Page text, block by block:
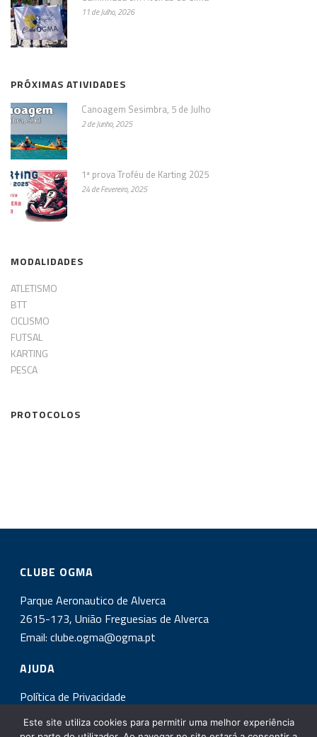
11 de Julho, 2026
PRÓXIMAS ATIVIDADES
Canoagem Sesimbra, 5 de Julho
2 de Junho, 2025
1ª prova Troféu de Karting 2025
24 de Fevereiro, 2025
MODALIDADES
ATLETISMO
BTT
CICLISMO
FUTSAL
KARTING
PESCA
PROTOCOLOS
CLUBE OGMA
Parque Aeronautico de Alverca
2615-173, União Freguesias de Alverca
Email:clube.ogma@ogma.pt
AJUDA
Política de Privacidade
INSCREVA-SE NA NOSSA NEWSLETTER!
Este site utiliza cookies para permitir uma melhor experiência